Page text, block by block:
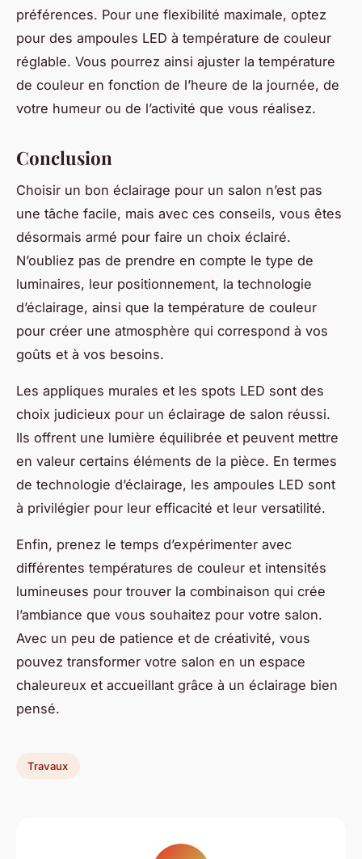
préférences. Pour une flexibilité maximale, optez
pour des ampoules LED à température de couleur
réglable. Vous pourrez ainsi ajuster la température
de couleur en fonction de l’heure de la journée, de
votre humeur ou de l’activité que vous réalisez.
Conclusion
Choisir un bon éclairage pour un salon n’est pas
une tâche facile, mais avec ces conseils, vous êtes
désormais armé pour faire un choix éclairé.
N’oubliez pas de prendre en compte le type de
luminaires, leur positionnement, la technologie
d’éclairage, ainsi que la température de couleur
pour créer une atmosphère qui correspond à vos
goûts et à vos besoins.
Les appliques murales et les spots LED sont des
choix judicieux pour un éclairage de salon réussi.
Ils offrent une lumière équilibrée et peuvent mettre
en valeur certains éléments de la pièce. En termes
de technologie d’éclairage, les ampoules LED sont
à privilégier pour leur efficacité et leur versatilité.
Enfin, prenez le temps d’expérimenter avec
différentes températures de couleur et intensités
lumineuses pour trouver la combinaison qui crée
l’ambiance que vous souhaitez pour votre salon.
Avec un peu de patience et de créativité, vous
pouvez transformer votre salon en un espace
chaleureux et accueillant grâce à un éclairage bien
pensé.
Travaux